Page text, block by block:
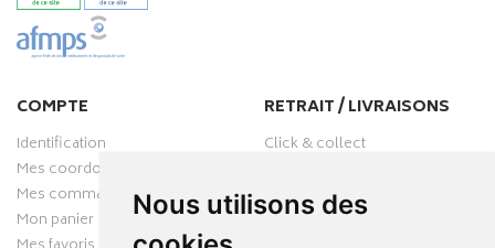
Nous utilisons des
COMPTE
Identification
Mes coordonnées
Mes commandes
Mon panier
RETRAIT / LIVRAISONS
Click & collect